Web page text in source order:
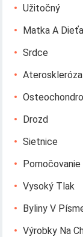
Užitočný
Matka A Dieťa
Srdce
Ateroskleróza
Drozd
Sietnice
Pomočovanie
Vysoký Tlak
Byliny V
Výrobky Na